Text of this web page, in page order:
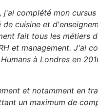
j'ai complété mon
cuisine et
fait tous les métiers
et management. J'ai
à Londres en
et notamment en
un maximum de